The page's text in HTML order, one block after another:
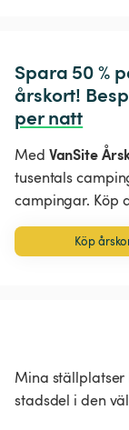
Spara 50 %
årskort!
per natt
Med VanSite
tusentals
campingar. Köp
Köp
Mina ställplatser
stadsdel i den